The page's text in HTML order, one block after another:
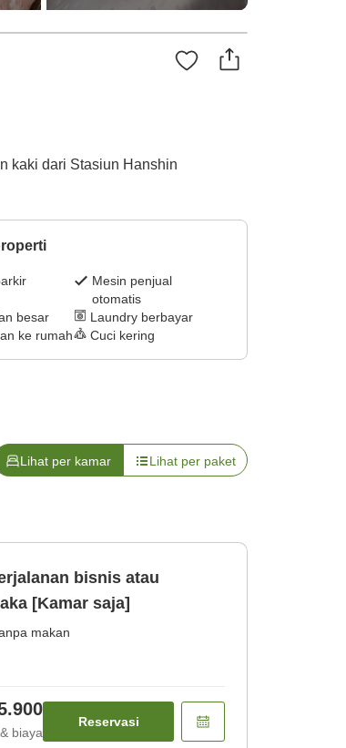
kaki dari Stasiun Hanshin
Mesin penjual
otomatis
besar
Laundry berbayar
ke rumah
Cuci kering
Lihat per kamar Lihat per paket
bisnis atau
Osaka [Kamar saja]
makan
biaya
Reservasi